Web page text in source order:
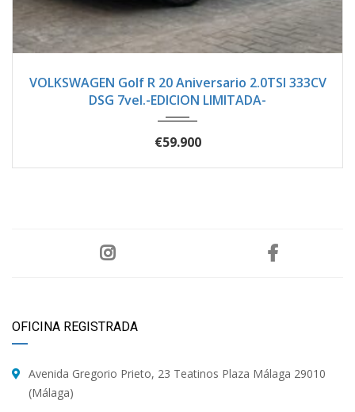
VOLKSWAGEN Golf R 20 Aniversario 2.0TSI 333CV
DSG 7vel.-EDICION LIMITADA-
€59.900
OFICINA REGISTRADA
Avenida Gregorio Prieto, 23 Teatinos Plaza Málaga 29010
(Málaga)